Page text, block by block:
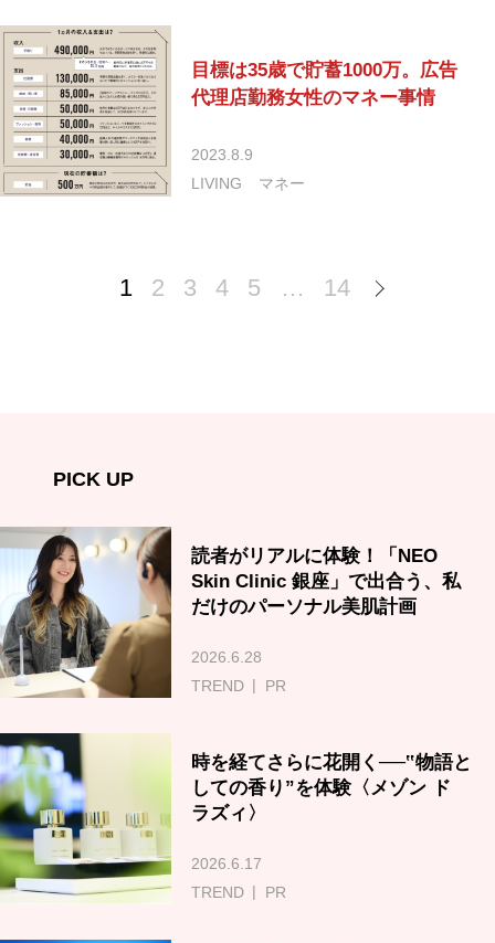
目標は35歳で貯蓄1000万。広告
代理店勤務女性のマネー事情
2023.8.9
LIVING
マネー
1 2 3 4 5 … 14
PICK UP
読者がリアルに体験！「NEO
Skin Clinic 銀座」で出合う、私
だけのパーソナル美肌計画
2026.6.28
TREND
PR
時を経てさらに花開く──‟物語と
しての香り”を体験〈メゾン ド
ラズィ〉
2026.6.17
TREND
PR